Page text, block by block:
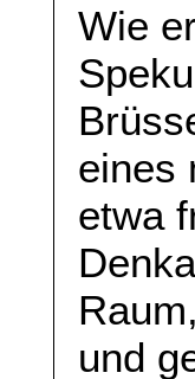
Wie
eines
etwa
und